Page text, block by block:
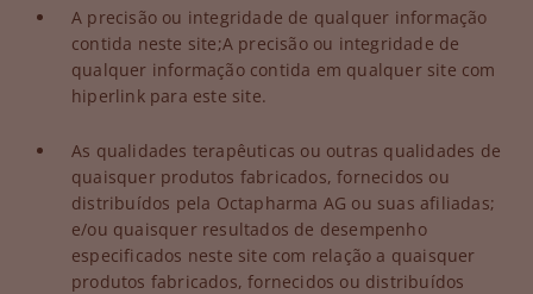
A precisão ou integridade de qualquer informação
contida neste site;A precisão ou integridade de
qualquer informação contida em qualquer site com
hiperlink para este site.
As qualidades terapêuticas ou outras qualidades de
quaisquer produtos fabricados, fornecidos ou
distribuídos pela Octapharma AG ou suas afiliadas;
e/ou quaisquer resultados de desempenho
especificados neste site com relação a quaisquer
produtos fabricados, fornecidos ou distribuídos